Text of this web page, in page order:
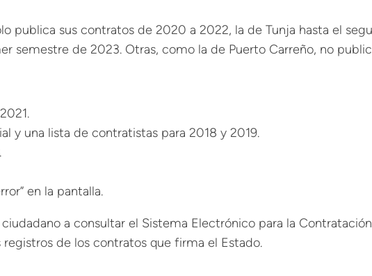
publica sus contratos de 2020 a 2022, la de Tunja hasta el
semestre de 2023. Otras, como la de Puerto Carreño, no
y una lista de contratistas para 2018 y 2019.
en la pantalla.
a consultar el Sistema Electrónico para la
de los contratos que firma el Estado.